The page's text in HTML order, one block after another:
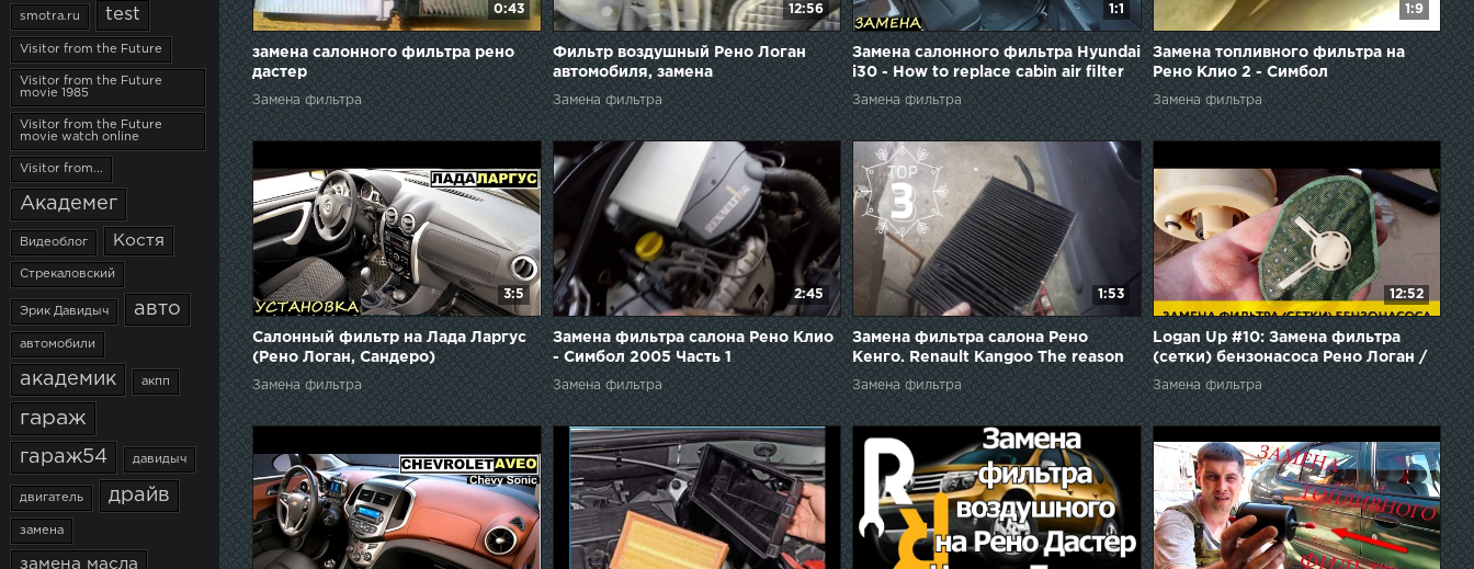
smotra.ru test
Visitor from the Future
Visitor from the Future
movie 1985
Visitor from the Future
movie watch online
Visitor from...
Академег
Видеоблог Костя
Стрекаловский
Эрик Давидыч авто
автомобили
академик акпп
гараж
гараж54 давидыч
двигатель драйв
замена
замена масла
0:43
замена салонного фильтра рено
дастер
Замена фильтра
12:56
Фильтр воздушный Рено Логан
автомобиля, замена
Замена фильтра
1:1
Замена салонного фильтра Hyundai
i30 - How to replace cabin air filter
Замена фильтра
1:9
Замена топливного фильтра на
Рено Клио 2 - Симбол
Замена фильтра
3:5
Салонный фильтр на Лада Ларгус
(Рено Логан, Сандеро)
Замена фильтра
2:45
Замена фильтра салона Рено Клио
- Симбол 2005 Часть 1
Замена фильтра
1:53
Замена фильтра салона Рено
Кенго. Renault Kangoo The reason
for the poor performance of the
stove.
Замена фильтра
12:52
Logan Up #10: Замена фильтра
(сетки) бензонасоса Рено Логан /
Сандеро
Замена фильтра